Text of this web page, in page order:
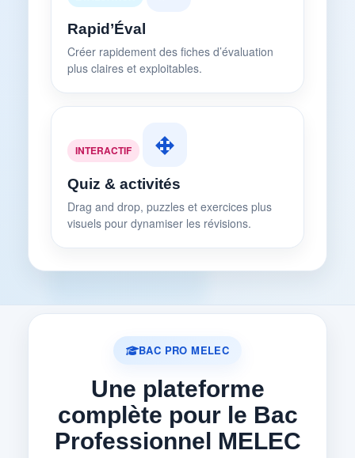
Rapid’Éval
Créer rapidement des fiches d’évaluation
plus claires et exploitables.
INTERACTIF
Quiz & activités
Drag and drop, puzzles et exercices plus
visuels pour dynamiser les révisions.
BAC PRO MELEC
Une plateforme
complète pour le Bac
Professionnel MELEC